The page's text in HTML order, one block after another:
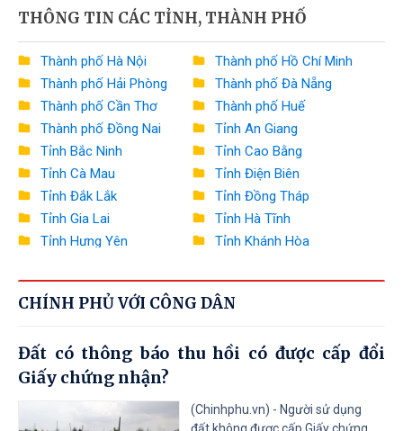
Bộ Nông nghiệp và Môi trường
Bộ Xây dựng
Bộ Văn hóa, Thể thao và Du lịch
Bộ Khoa học và Công nghệ
Bộ Giáo dục và Đào tạo
Bộ Y tế
Bộ Dân tộc và Tôn giáo
Ngân hàng Nhà nước Việt Nam
THÔNG TIN CÁC TỈNH, THÀNH PHỐ
Thành phố Hà Nội
Thành phố Hồ Chí Minh
Thành phố Hải Phòng
Thành phố Đà Nẵng
Thành phố Cần Thơ
Thành phố Huế
Thành phố Đồng Nai
Tỉnh An Giang
Tỉnh Bắc Ninh
Tỉnh Cao Bằng
Tỉnh Cà Mau
Tỉnh Điện Biên
Tỉnh Đắk Lắk
Tỉnh Đồng Tháp
Tỉnh Gia Lai
Tỉnh Hà Tĩnh
Tỉnh Hưng Yên
Tỉnh Khánh Hòa
Tỉnh Lâm Đồng
Tỉnh Lạng Sơn
Tỉnh Nghệ An
Tỉnh Ninh Bình
Tỉnh Quảng Ninh
Tỉnh Quảng Trị
Tỉnh Sơn La
Tỉnh Thái Nguyên
Tỉnh Tây Ninh
Tỉnh Vĩnh Long
CHÍNH PHỦ VỚI CÔNG DÂN
Đất có thông báo thu hồi có được cấp đổi
Giấy chứng nhận?
(Chinhphu.vn) - Người sử dụng